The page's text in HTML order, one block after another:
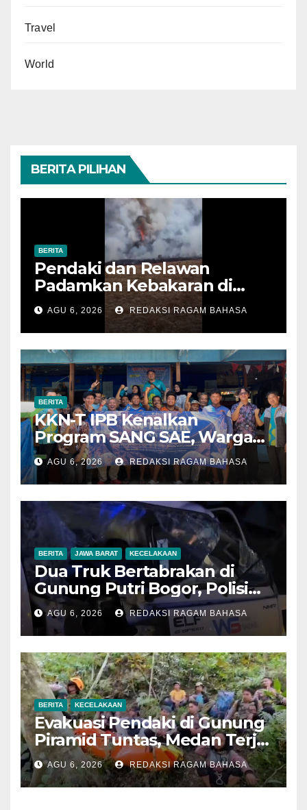
Travel
World
BERITA PILIHAN
BERITA
Pendaki dan Relawan
Padamkan Kebakaran di
Alun-alun Suryakencana
Sebelum Meluas
AGU 6, 2026 REDAKSI RAGAM BAHASA
BERITA
KKN-T IPB Kenalkan
Program SANG SAE, Warga
Desa Sangrawayang Diajak
Ubah Sampah Jadi Bernilai
Ekonomi
AGU 6, 2026 REDAKSI RAGAM BAHASA
BERITA JAWA BARAT KECELAKAAN
Dua Truk Bertabrakan di
Gunung Putri Bogor, Polisi
Imbau Pengemudi
Tingkatkan Kewaspadaan
AGU 6, 2026 REDAKSI RAGAM BAHASA
BERITA KECELAKAAN
Evakuasi Pendaki di Gunung
Piramid Tuntas, Medan Terjal
Jadi Tantangan Utama
AGU 6, 2026 REDAKSI RAGAM BAHASA